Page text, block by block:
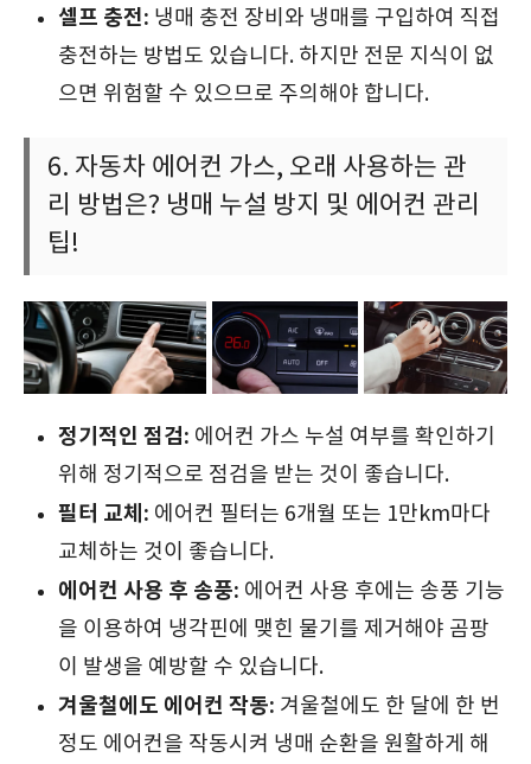
셀프 충전: 냉매 충전 장비와 냉매를 구입하여 직접
충전하는 방법도 있습니다. 하지만 전문 지식이 없
으면 위험할 수 있으므로 주의해야 합니다.
6. 자동차 에어컨 가스, 오래 사용하는 관
리 방법은? 냉매 누설 방지 및 에어컨 관리
팁!
정기적인 점검: 에어컨 가스 누설 여부를 확인하기
위해 정기적으로 점검을 받는 것이 좋습니다.
필터 교체: 에어컨 필터는 6개월 또는 1만km마다
교체하는 것이 좋습니다.
에어컨 사용 후 송풍: 에어컨 사용 후에는 송풍 기능
을 이용하여 냉각핀에 맺힌 물기를 제거해야 곰팡
이 발생을 예방할 수 있습니다.
겨울철에도 에어컨 작동: 겨울철에도 한 달에 한 번
정도 에어컨을 작동시켜 냉매 순환을 원활하게 해